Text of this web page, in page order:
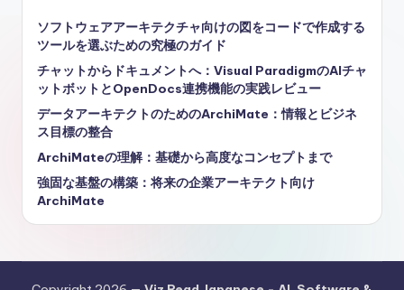
ソフトウェアアーキテクチャ向けの図をコードで作成する
ツールを選ぶための究極のガイド
チャットからドキュメントへ：Visual ParadigmのAIチャ
ットボットとOpenDocs連携機能の実践レビュー
データアーキテクトのためのArchiMate：情報とビジネ
ス目標の整合
ArchiMateの理解：基礎から高度なコンセプトまで
強固な基盤の構築：将来の企業アーキテクト向け
ArchiMate